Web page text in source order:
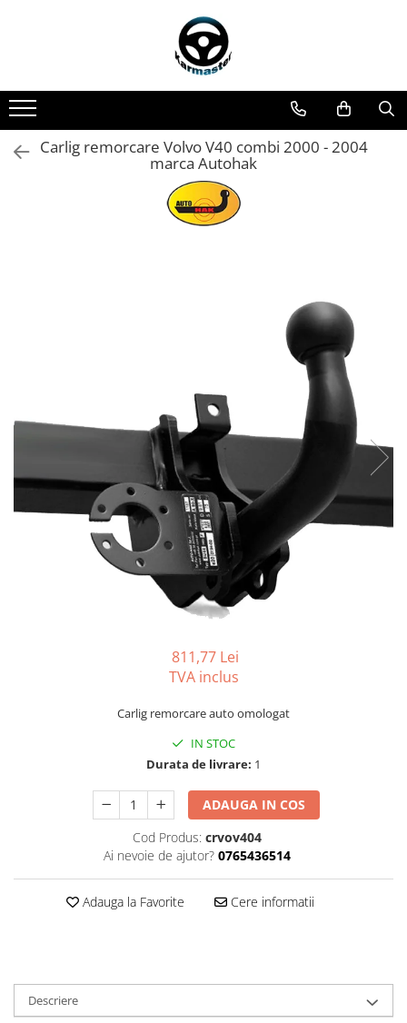
Accesorii carlige de remorcare
Accesorii cutii portbagaj
Accesorii remorci
Amortizoare osie remorci
Carlige BYD
Carlige Chery
Carlige Chevrolet
Carlige Chrysler
Carlige Citroen
Carlige Infiniti
Carlige Jaecoo
Carlige Jaecoo 5
Carlig remorcare Volvo V40 combi 2000 - 2004
marca Autohak
811,77 Lei
TVA inclus
Carlig remorcare auto omologat
IN STOC
Durata de livrare: 1
ADAUGA IN COS
Cod Produs: crvov404
Ai nevoie de ajutor? 0765436514
Adauga la Favorite Cere informatii
Descriere